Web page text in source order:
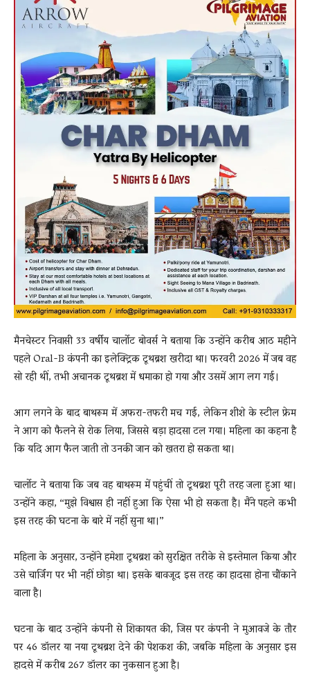
मैनचेस्टर निवासी 33 वर्षीयचार्लोट बोवर्सने बताया कि उन्होंने करीब आठ महीने
पहलेOral-Bकंपनी का इलेक्ट्रिक टूथब्रश खरीदा था। फरवरी 2026 में जब वह
सो रही थीं, तभी अचानक टूथब्रश में धमाका हो गया और उसमें आग लग गई।
आग लगने के बाद बाथरूम में अफरा-तफरी मच गई, लेकिन शीशे के स्टील फ्रेम
ने आग को फैलने से रोक लिया, जिससे बड़ा हादसा टल गया। महिला का कहना है
कि यदि आग फैल जाती तो उनकी जान को खतरा हो सकता था।
चार्लोट ने बताया कि जब वह बाथरूम में पहुंचीं तो टूथब्रश पूरी तरह जला हुआ था।
उन्होंने कहा, “मुझे विश्वास ही नहीं हुआ कि ऐसा भी हो सकता है। मैंने पहले कभी
इस तरह की घटना के बारे में नहीं सुना था।”
महिला के अनुसार, उन्होंने हमेशा टूथब्रश को सुरक्षित तरीके से इस्तेमाल किया और
उसे चार्जिंग पर भी नहीं छोड़ा था। इसके बावजूद इस तरह का हादसा होना चौंकाने
वाला है।
घटना के बाद उन्होंने कंपनी से शिकायत की, जिस पर कंपनी ने मुआवजे के तौर
पर 46 डॉलर या नया टूथब्रश देने की पेशकश की, जबकि महिला के अनुसार इस
हादसे में करीब 267 डॉलर का नुकसान हुआ है।